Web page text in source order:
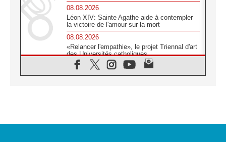
08.08.2026
Léon XIV: Sainte Agathe aide à contempler
la victoire de l'amour sur la mort
08.08.2026
«Relancer l'empathie», le projet Triennal d'art
des Universités catholiques
08.08.2026
Signis 2026, donner la parole aux religieuses
07.08.2026